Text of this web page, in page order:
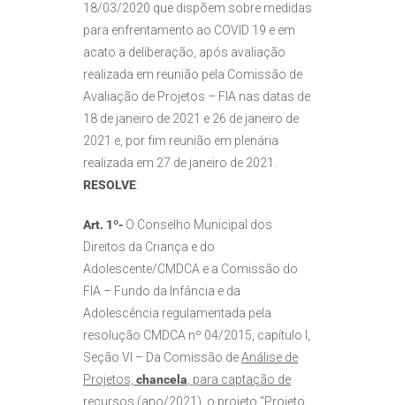
18/03/2020 que dispõem sobre medidas
para enfrentamento ao COVID 19 e em
acato a deliberação, após avaliação
realizada em reunião pela Comissão de
Avaliação de Projetos – FIA nas datas de
18 de janeiro de 2021 e 26 de janeiro de
2021 e, por fim reunião em plenária
realizada em 27 de janeiro de 2021.
RESOLVE:
Art. 1º- O Conselho Municipal dos
Direitos da Criança e do
Adolescente/CMDCA e a Comissão do
FIA – Fundo da Infância e da
Adolescência regulamentada pela
resolução CMDCA nº 04/2015, capítulo I,
Seção VI – Da Comissão deAnálise de
Projetos, chancela , para captação de
recursos (ano/2021), o projeto “Projeto